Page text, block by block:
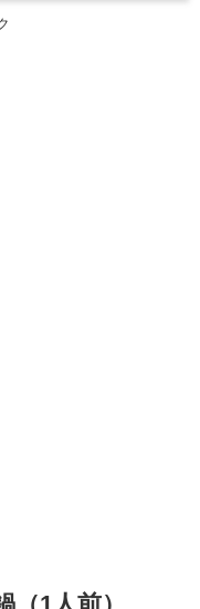
（1人前）